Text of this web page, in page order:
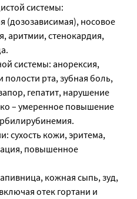
системы:
(дозозависимая), носовое
аритмии, стенокардия,
системы: анорексия,
полости рта, зубная боль,
гепатит, нарушение
– умеренное повышение
сухость кожи, эритема,
повышенное
кожная сыпь, зуд,
отек гортани и